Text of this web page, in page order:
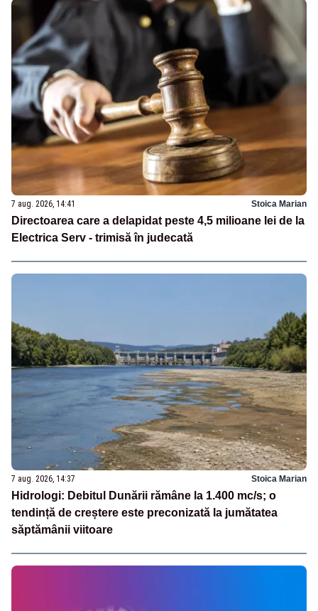
7 aug. 2026, 14:41 Stoica Marian
Directoarea care a delapidat peste 4,5 milioane lei de la
Electrica Serv - trimisă în judecată
7 aug. 2026, 14:37 Stoica Marian
Hidrologi: Debitul Dunării rămâne la 1.400 mc/s; o
tendință de creștere este preconizată la jumătatea
săptămânii viitoare